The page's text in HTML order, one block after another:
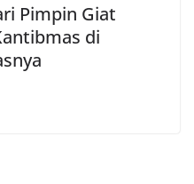
Pimpin Giat
di